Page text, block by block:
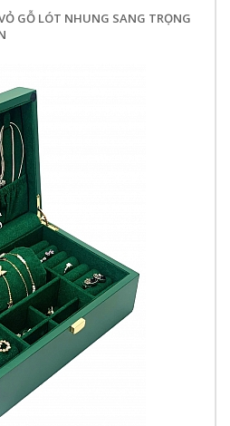
GỖ LÓT NHUNG SANG TRỌNG